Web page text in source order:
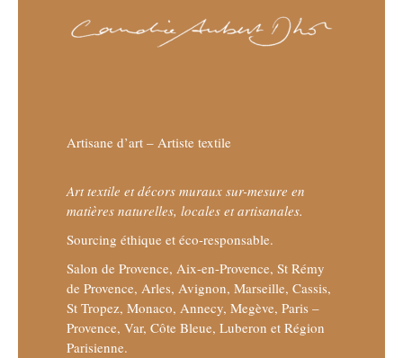
Artisane d’art – Artiste textile
Art textile et décors muraux sur-mesure en
matières naturelles, locales et artisanales.
Sourcing éthique et éco-responsable.
Salon de Provence, Aix-en-Provence, St Rémy
de Provence, Arles, Avignon, Marseille, Cassis,
St Tropez, Monaco, Annecy, Megève, Paris –
Provence, Var, Côte Bleue, Luberon et Région
Parisienne.